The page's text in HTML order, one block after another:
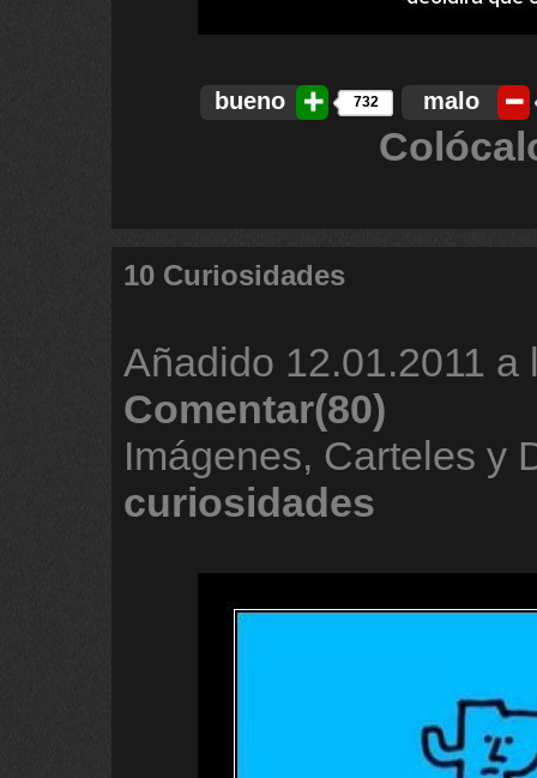
bueno 732 malo
10 Curiosidades
Añadido 12.01.2011 a
Comentar(80)
Imágenes, Carteles y
curiosidades